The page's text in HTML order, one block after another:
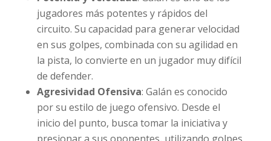
jugadores más potentes y rápidos del
circuito. Su capacidad para generar velocidad
en sus golpes, combinada con su agilidad en
la pista, lo convierte en un jugador muy difícil
de defender.
Agresividad Ofensiva: Galán es conocido
por su estilo de juego ofensivo. Desde el
inicio del punto, busca tomar la iniciativa y
presionar a sus oponentes, utilizando golpes